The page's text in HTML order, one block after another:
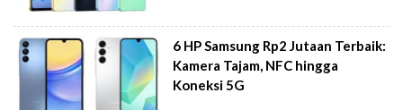
6 HP Samsung Rp2 Jutaan Terbaik:
Kamera Tajam, NFC hingga
Koneksi 5G